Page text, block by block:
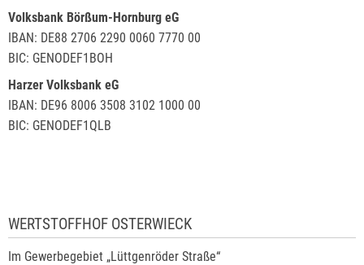
Volksbank Börßum-Hornburg eG
IBAN: DE88 2706 2290 0060 7770 00
BIC: GENODEF1BOH
Harzer Volksbank eG
IBAN: DE96 8006 3508 3102 1000 00
BIC: GENODEF1QLB
WERTSTOFFHOF OSTERWIECK
Im Gewerbegebiet „Lüttgenröder Straße“